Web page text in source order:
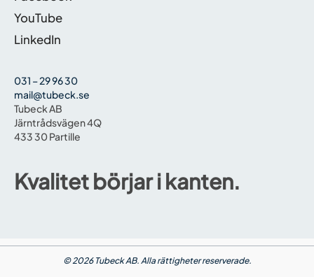
YouTube
LinkedIn
031 – 29 96 30
mail@tubeck.se
Tubeck AB
Järntrådsvägen 4Q
433 30 Partille
Kvalitet börjar i kanten.
© 2026 Tubeck AB. Alla rättigheter reserverade.